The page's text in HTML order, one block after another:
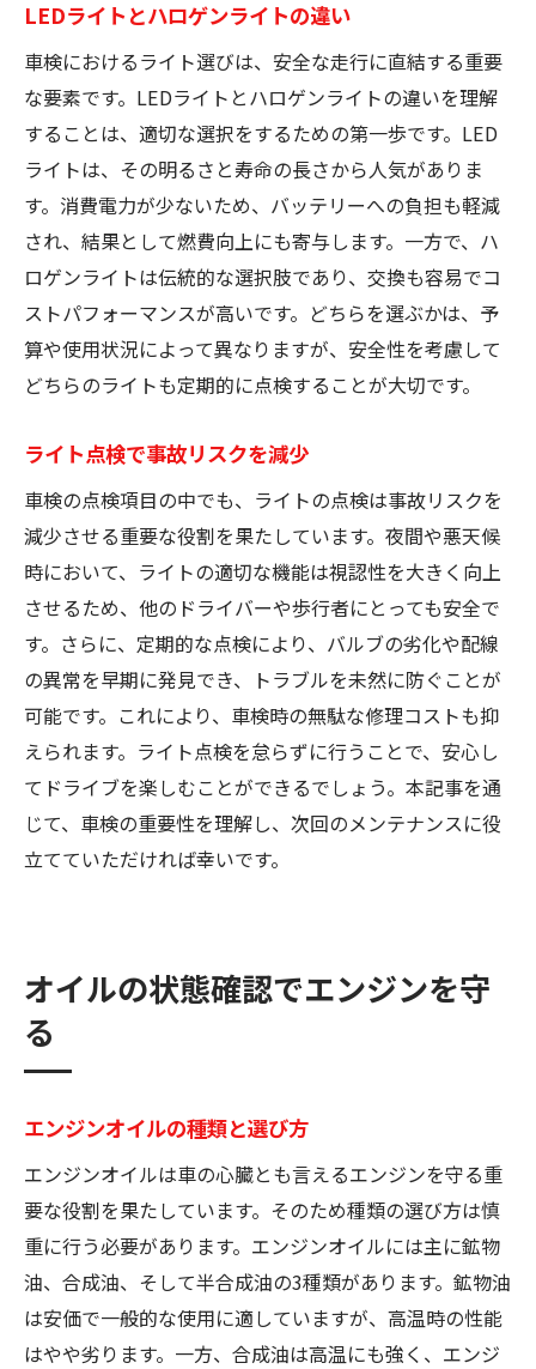
LEDライトとハロゲンライトの違い
車検におけるライト選びは、安全な走行に直結する重要
な要素です。LEDライトとハロゲンライトの違いを理解
することは、適切な選択をするための第一歩です。LED
ライトは、その明るさと寿命の長さから人気がありま
す。消費電力が少ないため、バッテリーへの負担も軽減
され、結果として燃費向上にも寄与します。一方で、ハ
ロゲンライトは伝統的な選択肢であり、交換も容易でコ
ストパフォーマンスが高いです。どちらを選ぶかは、予
算や使用状況によって異なりますが、安全性を考慮して
どちらのライトも定期的に点検することが大切です。
ライト点検で事故リスクを減少
車検の点検項目の中でも、ライトの点検は事故リスクを
減少させる重要な役割を果たしています。夜間や悪天候
時において、ライトの適切な機能は視認性を大きく向上
させるため、他のドライバーや歩行者にとっても安全で
す。さらに、定期的な点検により、バルブの劣化や配線
の異常を早期に発見でき、トラブルを未然に防ぐことが
可能です。これにより、車検時の無駄な修理コストも抑
えられます。ライト点検を怠らずに行うことで、安心し
てドライブを楽しむことができるでしょう。本記事を通
じて、車検の重要性を理解し、次回のメンテナンスに役
立てていただければ幸いです。
オイルの状態確認でエンジンを守
る
エンジンオイルの種類と選び方
エンジンオイルは車の心臓とも言えるエンジンを守る重
要な役割を果たしています。そのため種類の選び方は慎
重に行う必要があります。エンジンオイルには主に鉱物
油、合成油、そして半合成油の3種類があります。鉱物油
は安価で一般的な使用に適していますが、高温時の性能
はやや劣ります。一方、合成油は高温にも強く、エンジ